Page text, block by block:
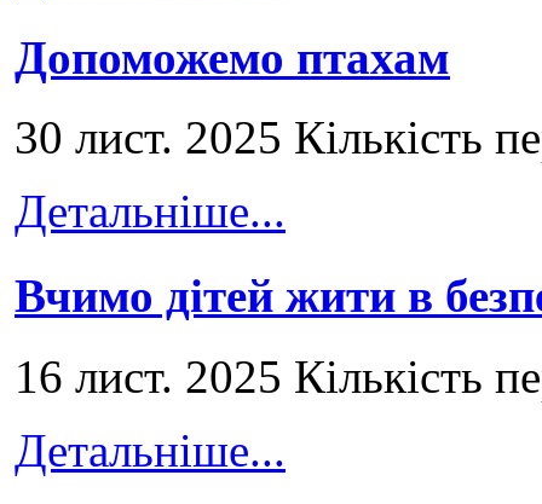
Допоможемо птахам
30 лист. 2025 Кількість
Детальніше...
Вчимо дітей жити в
16 лист. 2025 Кількість
Детальніше...